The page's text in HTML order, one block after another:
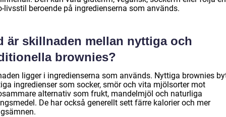
livsstil beroende på ingredienserna som används.
är skillnaden mellan nyttiga och
brownies?
ligger i ingredienserna som används. Nyttiga brownies
ingredienser som socker, smör och vita mjölsorter mot
alternativ som frukt, mandelmjöl och naturliga
De har också generellt sett färre kalorier och mer